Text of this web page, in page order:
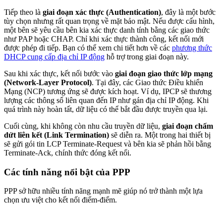
Tiếp theo là giai đoạn xác thực (Authentication), đây là một bước
tùy chọn nhưng rất quan trọng về mặt bảo mật. Nếu được cấu hình,
một bên sẽ yêu cầu bên kia xác thực danh tính bằng các giao thức
như PAP hoặc CHAP. Chỉ khi xác thực thành công, kết nối mới
được phép đi tiếp. Bạn có thể xem chi tiết hơn về các phương thức
DHCP cung cấp địa chỉ IP động hỗ trợ trong giai đoạn này.
Sau khi xác thực, kết nối bước vào giai đoạn giao thức lớp mạng
(Network-Layer Protocol). Tại đây, các Giao thức Điều khiển
Mạng (NCP) tương ứng sẽ được kích hoạt. Ví dụ, IPCP sẽ thương
lượng các thông số liên quan đến IP như gán địa chỉ IP động. Khi
quá trình này hoàn tất, dữ liệu có thể bắt đầu được truyền qua lại.
Cuối cùng, khi không còn nhu cầu truyền dữ liệu, giai đoạn chấm
dứt liên kết (Link Termination) sẽ diễn ra. Một trong hai thiết bị
sẽ gửi gói tin LCP Terminate-Request và bên kia sẽ phản hồi bằng
Terminate-Ack, chính thức đóng kết nối.
Các tính năng nổi bật của PPP
PPP sở hữu nhiều tính năng mạnh mẽ giúp nó trở thành một lựa
chọn ưu việt cho kết nối điểm-điểm.